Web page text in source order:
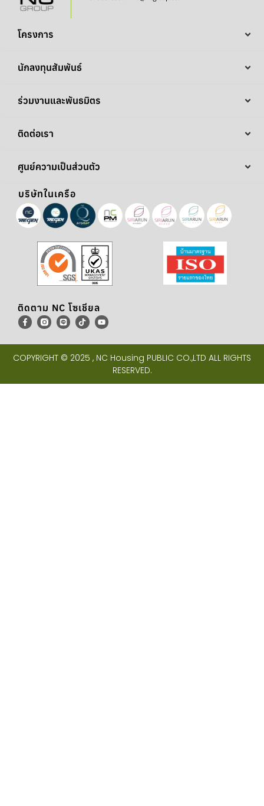
โครงการ
นักลงทุนสัมพันธ์
ร่วมงานและพันธมิตร
ติดต่อเรา
ศูนย์ความเป็นส่วนตัว
บริษัทในเครือ
ติดตาม NC โซเชียล
COPYRIGHT © 2025 , NC Housing PUBLIC CO.,LTD ALL RIGHTS
RESERVED.